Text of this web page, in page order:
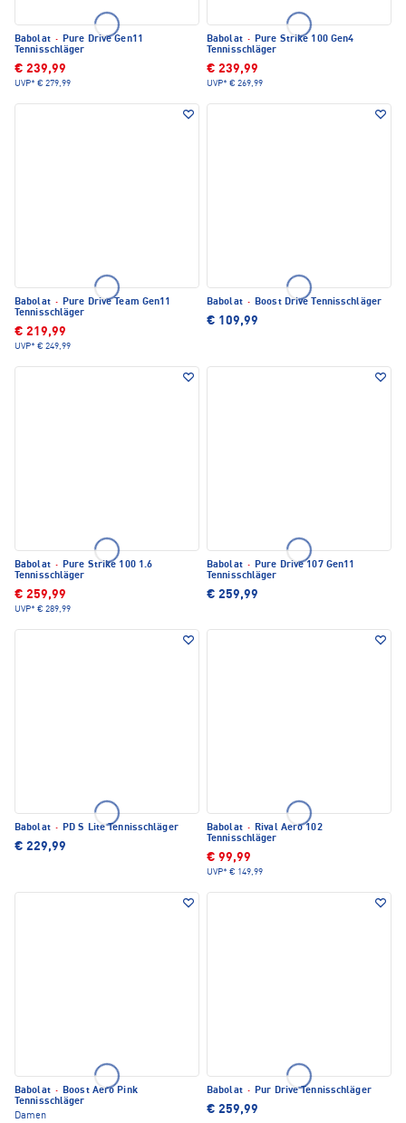
Babolat · Pure Drive Gen11
Tennisschläger
€ 239,99
UVP* € 279,99
Babolat · Pure Strike 100 Gen4
Tennisschläger
€ 239,99
UVP* € 269,99
Babolat · Pure Drive Team Gen11
Tennisschläger
€ 219,99
UVP* € 249,99
Babolat · Boost Drive Tennisschläger
€ 109,99
Babolat · Pure Strike 100 1.6
Tennisschläger
€ 259,99
UVP* € 289,99
Babolat · Pure Drive 107 Gen11
Tennisschläger
€ 259,99
Babolat · PD S Lite Tennisschläger
€ 229,99
Babolat · Rival Aero 102
Tennisschläger
€ 99,99
UVP* € 149,99
Babolat · Boost Aero Pink
Tennisschläger
Damen
Babolat · Pur Drive Tennisschläger
€ 259,99